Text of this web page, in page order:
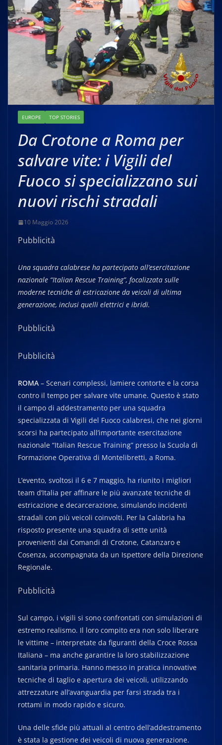
EUROPE TOP STORIES
Da Crotone a Roma per
salvare vite: i Vigili del
Fuoco si specializzano sui
nuovi rischi stradali
10 Maggio 2026
Pubblicità
Una squadra calabrese ha partecipato all’esercitazione
nazionale “Italian Rescue Training”, focalizzata sulle
moderne tecniche di estricazione da veicoli di ultima
generazione, inclusi quelli elettrici e ibridi.
Pubblicità
Pubblicità
ROMA – Scenari complessi, lamiere contorte e la corsa
contro il tempo per salvare vite umane. Questo è stato
il campo di addestramento per una squadra
specializzata di Vigili del Fuoco calabresi, che nei giorni
scorsi ha partecipato all’importante esercitazione
nazionale “Italian Rescue Training” presso la Scuola di
Formazione Operativa di Montelibretti, a Roma.
L’evento, svoltosi il 6 e 7 maggio, ha riunito i migliori
team d’Italia per affinare le più avanzate tecniche di
estricazione e decarcerazione, simulando incidenti
stradali con più veicoli coinvolti. Per la Calabria ha
risposto presente una squadra di sette unità
provenienti dai Comandi di Crotone, Catanzaro e
Cosenza, accompagnata da un Ispettore della Direzione
Regionale.
Pubblicità
Sul campo, i vigili si sono confrontati con simulazioni di
estremo realismo. Il loro compito era non solo liberare
le vittime – interpretate da figuranti della Croce Rossa
Italiana – ma anche garantire la loro stabilizzazione
sanitaria primaria. Hanno messo in pratica innovative
tecniche di taglio e apertura dei veicoli, utilizzando
attrezzature all’avanguardia per farsi strada tra i
rottami in modo rapido e sicuro.
Una delle sfide più attuali al centro dell’addestramento
è stata la gestione dei veicoli di nuova generazione.